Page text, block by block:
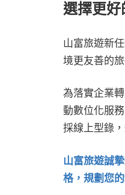
選擇更好
山富旅遊新
境更友善的旅
為落實企業
動數位化服
採線上型錄
山富旅遊誠
格，規劃您